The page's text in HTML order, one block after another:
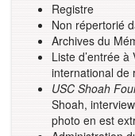
Registre
Non répertorié
Archives du
Liste d’entrée
international de
USC Shoah
Shoah,
photo en est